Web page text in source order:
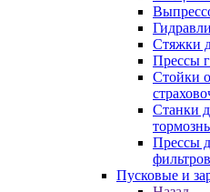
Стяжки
Прессы
Стойки
Станки
Прессы
фильтров
Пусковые и